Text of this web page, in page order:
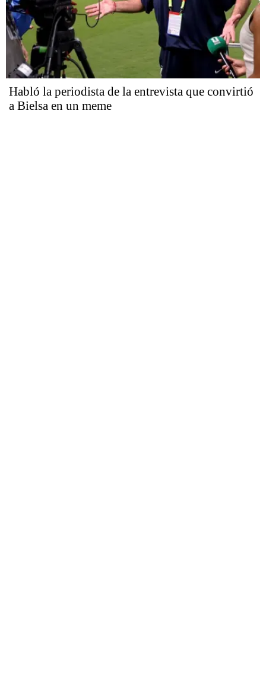
Habló la periodista de la entrevista que convirtió
a Bielsa en un meme